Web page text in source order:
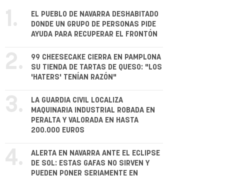
1.
EL PUEBLO DE NAVARRA DESHABITADO
DONDE UN GRUPO DE PERSONAS PIDE
AYUDA PARA RECUPERAR EL FRONTÓN
2.
99 CHEESECAKE CIERRA EN PAMPLONA
SU TIENDA DE TARTAS DE QUESO: "LOS
'HATERS' TENÍAN RAZÓN"
3.
LA GUARDIA CIVIL LOCALIZA
MAQUINARIA INDUSTRIAL ROBADA EN
PERALTA Y VALORADA EN HASTA
200.000 EUROS
4.
ALERTA EN NAVARRA ANTE EL ECLIPSE
DE SOL: ESTAS GAFAS NO SIRVEN Y
PUEDEN PONER SERIAMENTE EN